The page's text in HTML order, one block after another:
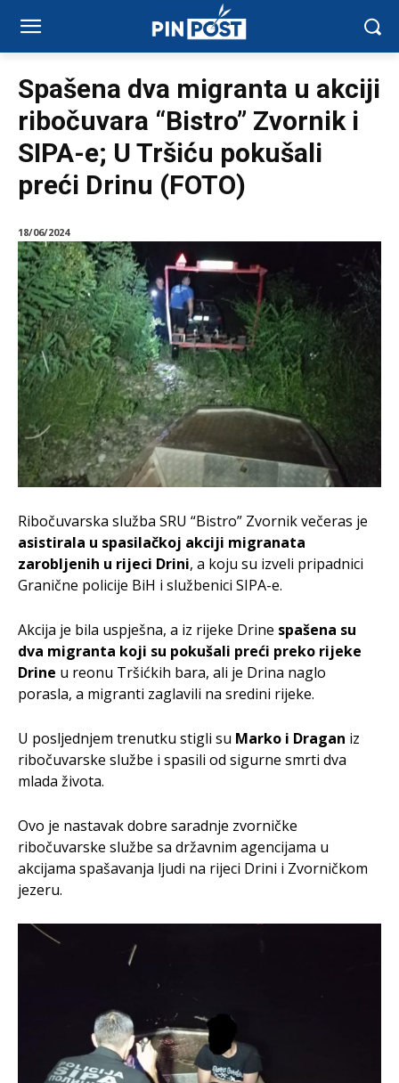
Spašena dva migranta u akciji
ribočuvara “Bistro” Zvornik i
SIPA-e; U Tršiću pokušali
preći Drinu (FOTO)
18/06/2024
Ribočuvarska služba SRU “Bistro” Zvornik večeras je
asistirala u spasilačkoj akciji migranata
zarobljenih u rijeci Drini, a koju su izveli pripadnici
Granične policije BiH i službenici SIPA-e.
Akcija je bila uspješna, a iz rijeke Drine spašena su
dva migranta koji su pokušali preći preko rijeke
Drine u reonu Tršićkih bara, ali je Drina naglo
porasla, a migranti zaglavili na sredini rijeke.
U posljednjem trenutku stigli su Marko i Dragan iz
ribočuvarske službe i spasili od sigurne smrti dva
mlada života.
Ovo je nastavak dobre saradnje zvorničke
ribočuvarske službe sa državnim agencijama u
akcijama spašavanja ljudi na rijeci Drini i Zvorničkom
jezeru.